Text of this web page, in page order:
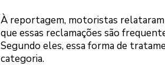
À reportagem, motoristas
que essas reclamações são
Segundo eles, essa forma de
categoria.